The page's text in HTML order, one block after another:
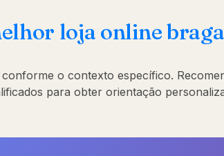
loja online
o contexto específico.
para obter orientação